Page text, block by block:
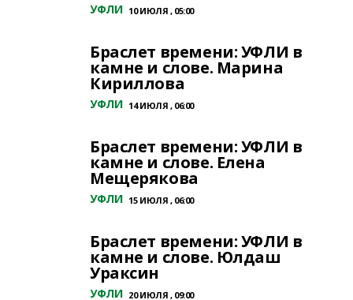
УФЛИ 10 ИЮЛЯ , 05:00
Браслет времени: УФЛИ в
камне и слове. Марина
Кириллова
УФЛИ 14 ИЮЛЯ , 06:00
Браслет времени: УФЛИ в
камне и слове. Елена
Мещерякова
УФЛИ 15 ИЮЛЯ , 06:00
Браслет времени: УФЛИ в
камне и слове. Юлдаш
Ураксин
УФЛИ 20 ИЮЛЯ , 09:00